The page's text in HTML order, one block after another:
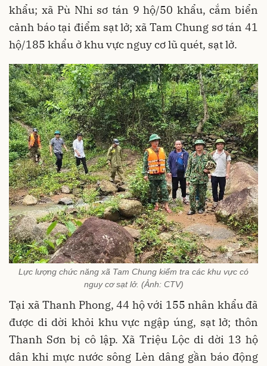
khẩu; xã Pù Nhi sơ tán 9 hộ/50 khẩu, cắm biển
cảnh báo tại điểm sạt lở; xã Tam Chung sơ tán 41
hộ/185 khẩu ở khu vực nguy cơ lũ quét, sạt lở.
Lực lượng chức năng xã Tam Chung kiểm tra các khu vực có
nguy cơ sạt lở. (Ảnh: CTV)
Tại xã Thanh Phong, 44 hộ với 155 nhân khẩu đã
được di dời khỏi khu vực ngập úng, sạt lở; thôn
Thanh Sơn bị cô lập. Xã Triệu Lộc di dời 13 hộ
dân khi mực nước sông Lèn dâng gần báo động